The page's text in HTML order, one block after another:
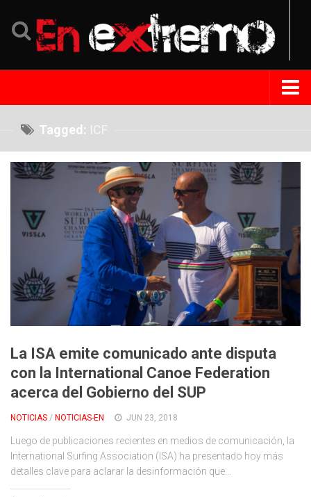
Eventos
Tips Extremo
República Dominicana
Venezuela
Cambio Climático
Tagged: ICF
La ISA emite comunicado ante disputa
con la International Canoe Federation
acerca del Gobierno del SUP
NOTICIAS / NOTICIAS-EN JUN 23, 2018
Luego de publicaciones recientes en medios de comunicación, la
International Surfing Association (ISA) ha presentado hoy más
detalles clave para aclarar la desinformación que...